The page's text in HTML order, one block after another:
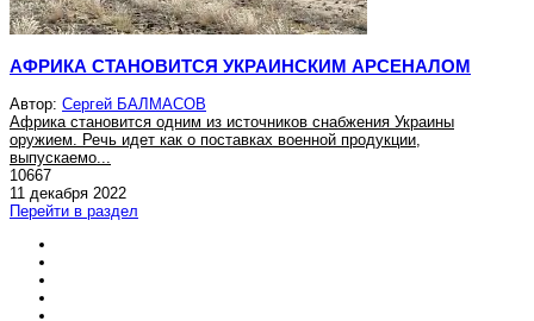
АФРИКА СТАНОВИТСЯ УКРАИНСКИМ АРСЕНАЛОМ
Автор: Сергей БАЛМАСОВ
Африка становится одним из источников снабжения Украины
оружием. Речь идет как о поставках военной продукции,
выпускаемо...
10667
11 декабря 2022
Перейти в раздел